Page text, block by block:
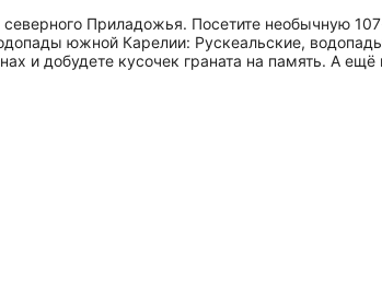
Приладожья. Посетите необычную
южной Карелии: Рускеальские,
и добудете кусочек граната на память. А